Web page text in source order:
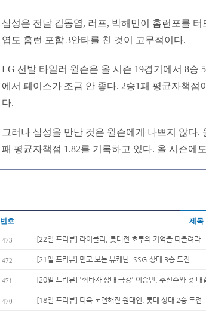
삼성은 전날 김동엽, 러프, 박해민이 홈런포를
엽도 홈런 포함 3안타를 친 것이 고무적이다.
LG 선발 타일러 윌슨은 올 시즌 19경기에서 8승
에서 페이스가 조금 안 좋다. 2승1패 평균자책점
다.
그러나 삼성을 만난 것은 윌슨에게 나쁘지 않다
패 평균자책점 1.82를 기록하고 있다. 올 시즌에
번호 제목
473 [22일 프리뷰] 라이블리, 롯데전 호투의 기억을 떠올려라
472 [21일 프리뷰] 믿고 보는 뷰캐넌, SSG 상대 3승 도전
471 [20일 프리뷰] '좌타자 상대 극강' 이승민, 추신수와 첫 대
470 [18일 프리뷰] 더욱 노련해진 원태인, 롯데 상대 2승 도전